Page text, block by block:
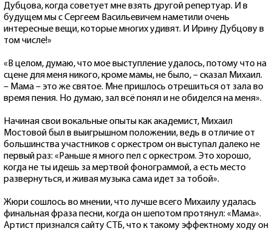
Дубцова, когда советует мне взять другой репертуар. И в
будущем мы с Сергеем Васильевичем наметили очень
интересные вещи, которые многих удивят. И Ирину Дубцову в
том числе!»
«В целом, думаю, что мое выступление удалось, потому что на
сцене для меня никого, кроме мамы, не было, – сказал Михаил.
– Мама – это же святое. Мне пришлось отрешиться от зала во
время пения. Но думаю, зал всё понял и не обиделся на меня».
Начиная свои вокальные опыты как академист, Михаил
Мостовой был в выигрышном положении, ведь в отличие от
большинства участников с оркестром он выступал далеко не
первый раз: «Раньше я много пел с оркестром. Это хорошо,
когда не ты идешь за мертвой фонограммой, а есть место
развернуться, и живая музыка сама идет за тобой».
Жюри сошлось во мнении, что лучше всего Михаилу удалась
финальная фраза песни, когда он шепотом протянул: «Мама».
Артист признался сайту СТБ, что к такому эффектному ходу он